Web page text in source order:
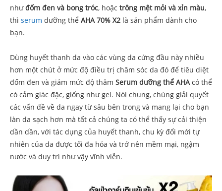
nhưđốm đen và bong tróc, hoặc trông mệt mỏi và xỉn màu,
thì serum dưỡng thể AHA 70% X2 là sản phẩm dành cho
bạn.
Dùng huyết thanh da vào các vùng da cứng đầu này nhiều
hơn một chút ở mức độ điều trị chăm sóc da đó để tiêu diệt
đốm đen và giảm mức độ thâm Serum dưỡng thể AHA có thể
có cảm giác đặc, giống như gel. Nói chung, chúng giải quyết
các vấn đề về da ngay từ sâu bên trong và mang lại cho bạn
làn da sạch hơn mà tất cả chúng ta có thể thấy sự cải thiện
dần dần, với tác dụng của huyết thanh, chu kỳ đổi mới tự
nhiên của da được tối đa hóa và trở nên mềm mại, ngậm
nước và duy trì như vậy vĩnh viễn.